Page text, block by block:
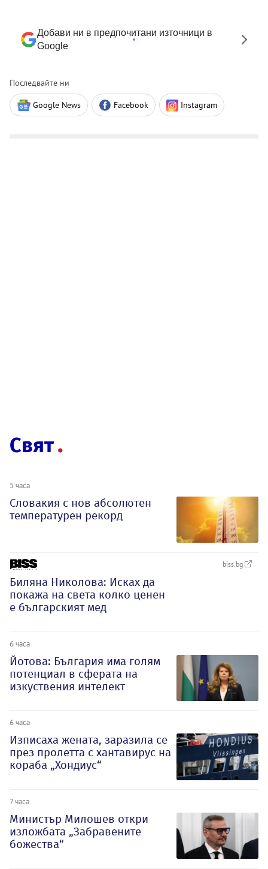
Добави ни в предпочитани източници в
Google
Последвайте ни
Google News Facebook Instagram
Свят
5 часа
Словакия с нов абсолютен
температурен рекорд
biss.bg
Биляна Николова: Исках да
покажа на света колко ценен
е българският мед
6 часа
Йотова: България има голям
потенциал в сферата на
изкуствения интелект
6 часа
Изписаха жената, заразила се
през пролетта с хантавирус на
кораба „Хондиус“
7 часа
Министър Милошев откри
изложбата „Забравените
божества“